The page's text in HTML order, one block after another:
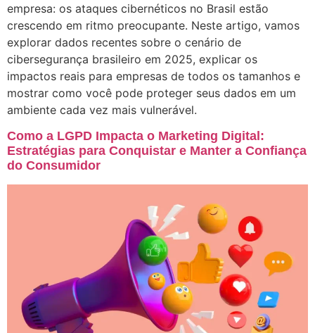
empresa: os ataques cibernéticos no Brasil estão
crescendo em ritmo preocupante. Neste artigo, vamos
explorar dados recentes sobre o cenário de
cibersegurança brasileiro em 2025, explicar os
impactos reais para empresas de todos os tamanhos e
mostrar como você pode proteger seus dados em um
ambiente cada vez mais vulnerável.
Como a LGPD Impacta o Marketing Digital:
Estratégias para Conquistar e Manter a Confiança
do Consumidor